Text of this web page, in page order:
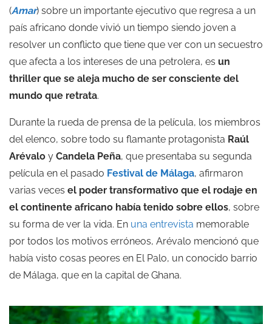
(Amar) sobre un importante ejecutivo que regresa a un
país africano donde vivió un tiempo siendo joven a
resolver un conflicto que tiene que ver con un secuestro
que afecta a los intereses de una petrolera, es un
thriller que se aleja mucho de ser consciente del
mundo que retrata.
Durante la rueda de prensa de la película, los miembros
del elenco, sobre todo su flamante protagonista Raúl
Arévalo y Candela Peña, que presentaba su segunda
película en el pasado Festival de Málaga, afirmaron
varias veces el poder transformativo que el rodaje en
el continente africano había tenido sobre ellos, sobre
su forma de ver la vida. En una entrevista memorable
por todos los motivos erróneos, Arévalo mencionó que
había visto cosas peores en El Palo, un conocido barrio
de Málaga, que en la capital de Ghana.